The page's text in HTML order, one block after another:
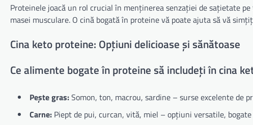
Proteinele joacă un rol crucial în menținerea senzației de sațietate
masei musculare. O cină bogată în proteine vă poate ajuta să vă
Cina keto proteine: Opțiuni delicioase și sănătoase
Ce alimente bogate în proteine să includeți în cina
Pește gras:Somon, ton, macrou, sardine – surse excelente de
Carne: Piept de pui, curcan, vită, miel – opțiuni versatile,